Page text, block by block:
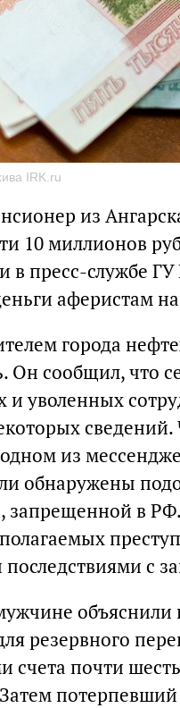
IRK.ru
из
10 миллионов
в пресс-службе
аферистам
города
Он сообщил, что
уволенных
из
обнаружены
запрещенной в РФ.
с
резервного
почти